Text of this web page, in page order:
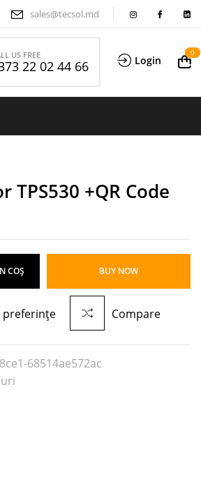
sales@tecsol.md
US FREE
22 02 44 66 Login
0
TPS530 +QR Code
COȘ BUY NOW
preferințe Compare
68514ae572ac